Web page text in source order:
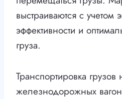
выстраиваются с учетом
эффективности и
груза.
Транспортировка грузов
железнодорожных